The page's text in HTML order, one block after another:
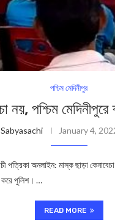
পশ্চিম মেদিনীপুর
নয়, পশ্চিম
January 4,
অনলাইন: মাস্ক ছাড়া কেনাবেচা
করে পুলিশ। …
READ MORE